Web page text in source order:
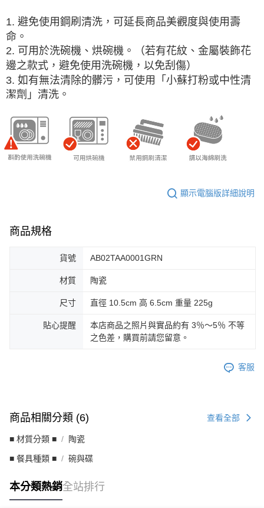
1. 避免使用鋼刷清洗，可延長商品美觀度與使用壽
命。
2. 可用於洗碗機、烘碗機。（若有花紋、金屬裝飾花
邊之款式，避免使用洗碗機，以免刮傷）
3. 如有無法清除的髒污，可使用「小蘇打粉或中性清
潔劑」清洗。
顯示電腦版詳細說明
商品規格
貨號 AB02TAA0001GRN
材質 陶瓷
尺寸 直徑 10.5cm 高 6.5cm 重量 225g
貼心提醒
本店商品之照片與實品約有 3％～5％ 不等
之色差，購買前請您留意。
客服
商品相關分類 (6) 查看全部
■ 材質分類 ■ 陶瓷
■ 餐具種類 ■ 碗與碟
本分類熱銷全站排行